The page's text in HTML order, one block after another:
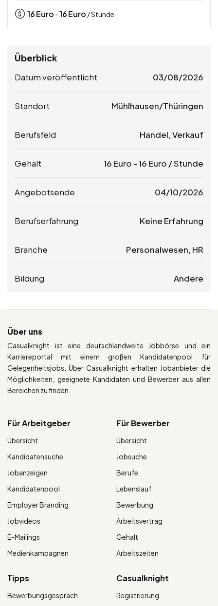
16Euro -16Euro / Stunde
Überblick
Datum veröffentlicht 03/08/2026
Standort Mühlhausen/Thüringen
Berufsfeld Handel, Verkauf
Gehalt 16 Euro -16 Euro / Stunde
Angebotsende 04/10/2026
Berufserfahrung Keine Erfahrung
Branche Personalwesen, HR
Bildung Andere
Über uns
Casualknight ist eine deutschlandweite Jobbörse und ein
Karriereportal mit einem großen Kandidatenpool für
Gelegenheitsjobs. Über Casualknight erhalten Jobanbieter die
Möglichkeiten, geeignete Kandidaten und Bewerber aus allen
Bereichen zu finden.
Für Arbeitgeber
Übersicht
Kandidatensuche
Jobanzeigen
Kandidatenpool
Employer Branding
Jobvideos
E-Mailings
Medienkampagnen
Für Bewerber
Übersicht
Jobsuche
Berufe
Lebenslauf
Bewerbung
Arbeitsvertrag
Gehalt
Arbeitszeiten
Tipps
Bewerbungsgespräch
Casualknight
Registrierung